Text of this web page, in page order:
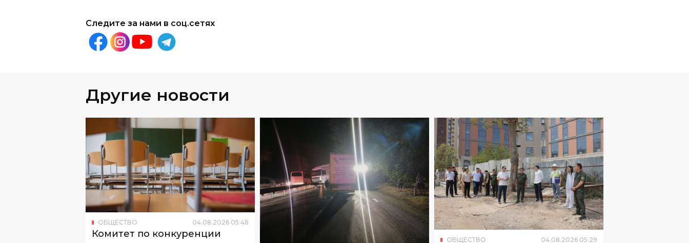
Другие новости
ОБЩЕСТВО 04 .08.2026 05:48
Комитет по конкуренции
добился отмены тендера
МДШО на 587,2 млн сумов
Проверку инициировали после
ОБЩЕСТВО 04 .08.2026 05: 40
Стала известна причина
крупной пробки на трассе
ОБЩЕСТВО 04.08.2026 05:29
Прокуратура Ташкента начала
проверку сообщений о
принудительном выселении